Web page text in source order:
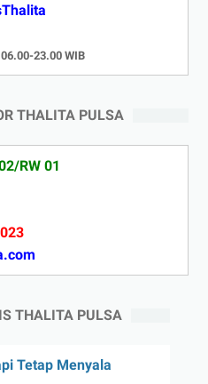
23.00 WIB
THALITA PULSA
RW 01
THALITA PULSA
Tetap Menyala